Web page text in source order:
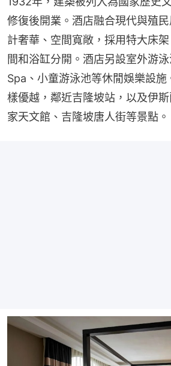
修復後開業。酒店融合現代與殖
計奢華、空間寬敞，採用特大床
間和浴缸分開。酒店另設室外游泳
Spa、小童游泳池等休閒娛樂設施
樣優越，鄰近吉隆坡站，以及伊
家天文館、吉隆坡唐人街等景點。